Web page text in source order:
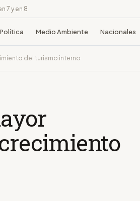
7 y en 8
Política Medio Ambiente Nacionales
del turismo interno